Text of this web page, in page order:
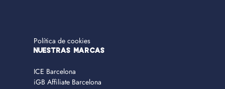
Política de cookies
NUESTRAS MARCAS
ICE Barcelona
iGB Affiliate Barcelona